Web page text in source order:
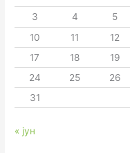
3
4 5
10
11 12
17
18 19
24
25 26
31
« јун